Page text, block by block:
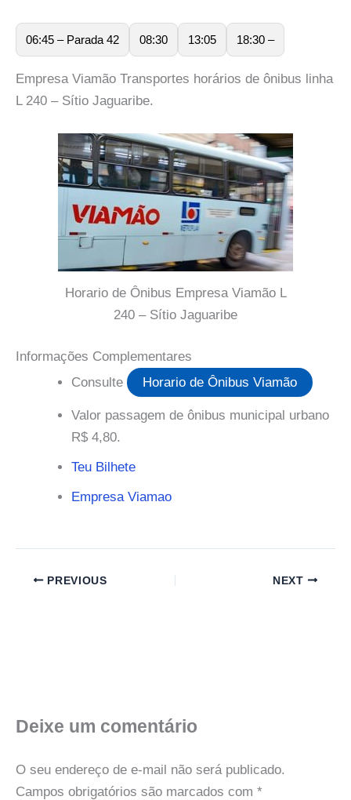
06:45 – Parada 42 08:30 13:05 18:30 –
Empresa Viamão Transportes horários de ônibus linha
L 240 – Sítio Jaguaribe.
Horario de Ônibus Empresa Viamão L
240 – Sítio Jaguaribe
Informações Complementares
Consulte
Horario de Ônibus Viamão
Valor passagem de ônibus municipal urbano
R$ 4,80.
Teu Bilhete
Empresa Viamao
PREVIOUS NEXT
Deixe um comentário
O seu endereço de e-mail não será publicado.
Campos obrigatórios são marcados com *